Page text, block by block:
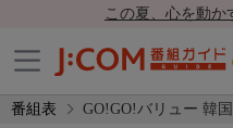
この夏、心を動か
番組表 GO!GO!バリュー 韓